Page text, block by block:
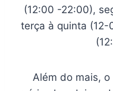
(12:00 -22:00),
terça à quinta
Além do mais,